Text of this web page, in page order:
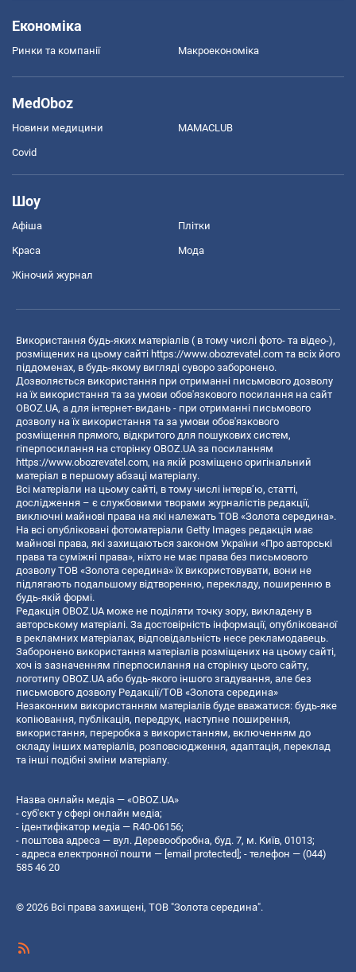
Економіка
Ринки та компанії Макроекономіка
MedOboz
Новини медицини MAMACLUB
Covid
Шоу
Афіша Плітки
Краса Мода
Жіночий журнал
Використання будь-яких матеріалів ( в тому числі фото- та відео-),
розміщених на цьому сайті https://www.obozrevatel.com та всіх його
піддоменах, в будь-якому вигляді суворо заборонено.
Дозволяється використання при отриманні письмового дозволу
на їх використання та за умови обов'язкового посилання на сайт
OBOZ.UA, а для інтернет-видань - при отриманні письмового
дозволу на їх використання та за умови обов'язкового
розміщення прямого, відкритого для пошукових систем,
гіперпосилання на сторінку OBOZ.UA за посиланням
https://www.obozrevatel.com, на якій розміщено оригінальний
матеріал в першому абзаці матеріалу.
Всі матеріали на цьому сайті, в тому числі інтерв’ю, статті,
дослідження – є службовими творами журналістів редакції,
виключні майнові права на які належать ТОВ «Золота середина».
На всі опубліковані фотоматеріали Getty Images редакція має
майнові права, які захищаються законом України «Про авторські
права та суміжні права», ніхто не має права без письмового
дозволу ТОВ «Золота середина» їх використовувати, вони не
підлягають подальшому відтворенню, перекладу, поширенню в
будь-якій формі.
Редакція OBOZ.UA може не поділяти точку зору, викладену в
авторському матеріалі. За достовірність інформації, опублікованої
в рекламних матеріалах, відповідальність несе рекламодавець.
Заборонено використання матеріалів розміщених на цьому сайті,
хоч із зазначенням гіперпосилання на сторінку цього сайту,
логотипу OBOZ.UA або будь-якого іншого згадування, але без
письмового дозволу Редакції/ТОВ «Золота середина»
Незаконним використанням матеріалів буде вважатися: будь-яке
копiювання, публiкацiя, передрук, наступне поширення,
використання, переробка з використанням, включенням до
складу інших матеріалів, розповсюдження, адаптація, переклад
та інші подібні зміни матеріалу.
Назва онлайн медіа — «OBOZ.UA»
- суб'єкт у сфері онлайн медіа;
- ідентифікатор медіа — R40-06156;
- поштова адреса — вул. Деревообробна, буд. 7, м. Київ, 01013;
- адреса електронної пошти — [email protected] ; - телефон — (044)
585 46 20
© 2026 Всі права захищені, ТОВ "Золота середина".